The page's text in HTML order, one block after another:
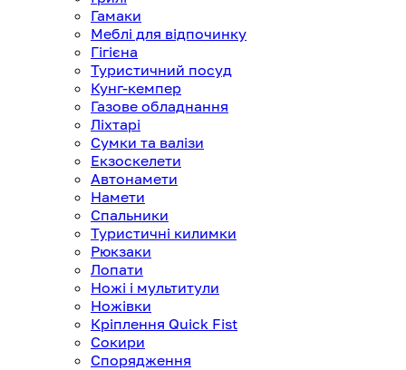
Гамаки
Меблі для відпочинку
Гігієна
Туристичний посуд
Кунг-кемпер
Газове обладнання
Ліхтарі
Сумки та валізи
Екзоскелети
Автонамети
Намети
Спальники
Туристичні килимки
Рюкзаки
Лопати
Ножі і мультитули
Ножівки
Кріплення Quick Fist
Сокири
Спорядження